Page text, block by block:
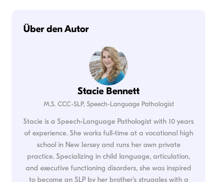
Über den Autor
Stacie Bennett
M.S. CCC-SLP, Speech-Language Pathologist
Stacie is a Speech-Language Pathologist with 10 years
of experience. She works full-time at a vocational high
school in New Jersey and runs her own private
practice. Specializing in child language, articulation,
and executive functioning disorders, she was inspired
to become an SLP by her brother's struggles with a